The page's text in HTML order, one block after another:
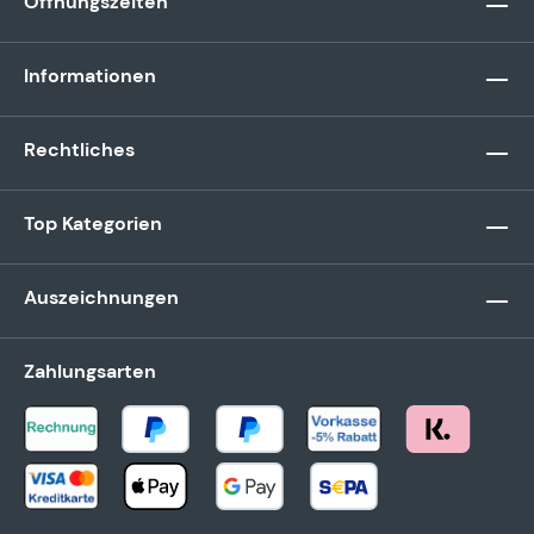
Informationen
Rechtliches
Top Kategorien
Auszeichnungen
Zahlungsarten